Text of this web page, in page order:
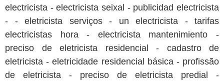
electricista - electricista seixal - publicidad electricista
- - eletricista serviços - un electricista - tarifas
electricistas hora - electricista mantenimiento -
preciso de eletricista residencial - cadastro de
eletricista - eletricidade residencial básica - profissão
de eletricista - preciso de eletricista predial -